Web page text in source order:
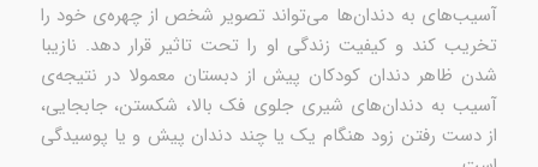
آسیب‌های به دندان‌ها می‌تواند تصویر شخص از چهره‌ی خود را
تخریب کند و کیفیت زندگی او را تحت تاثیر قرار دهد. نازیبا
شدن ظاهر دندان کودکان پیش از دبستان معمولا در نتیجه‌ی
آسیب به دندان‌های شیری جلوی فک بالا، شکستن، جابجایی،
از دست رفتن زود هنگام یک یا چند دندان پیش و یا پوسیدگی